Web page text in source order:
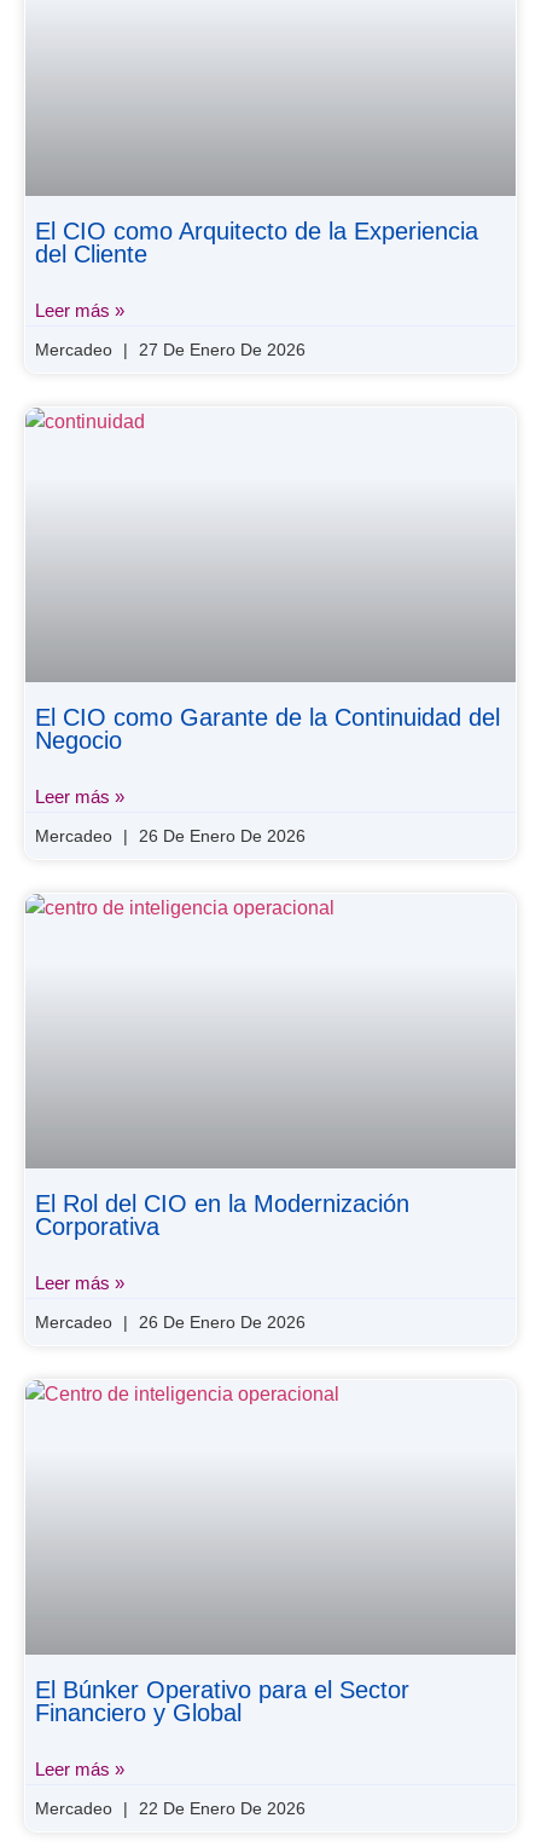
El CIO como Arquitecto de la Experiencia
del Cliente
Leer más »
Mercadeo 27 De Enero De 2026
El CIO como Garante de la Continuidad del
Negocio
Leer más »
Mercadeo 26 De Enero De 2026
El Rol del CIO en la Modernización
Corporativa
Leer más »
Mercadeo 26 De Enero De 2026
El Búnker Operativo para el Sector
Financiero y Global
Leer más »
Mercadeo 22 De Enero De 2026